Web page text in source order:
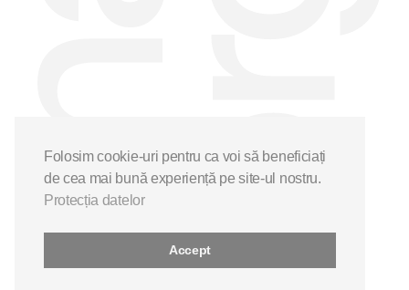
Folosim cookie-uri pentru ca voi să beneficiați
de cea mai bună experiență pe site-ul nostru.
Protecția datelor
Accept